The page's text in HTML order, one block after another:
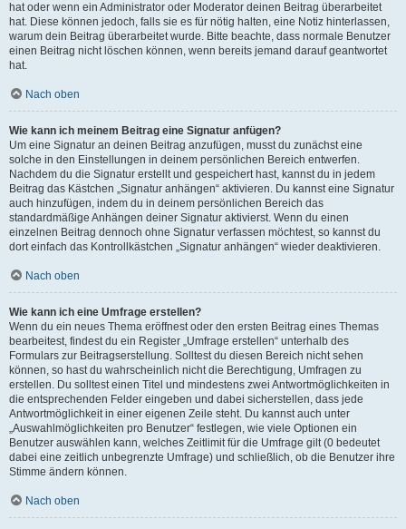
hat oder wenn ein Administrator oder Moderator deinen Beitrag überarbeitet
hat. Diese können jedoch, falls sie es für nötig halten, eine Notiz hinterlassen,
warum dein Beitrag überarbeitet wurde. Bitte beachte, dass normale Benutzer
einen Beitrag nicht löschen können, wenn bereits jemand darauf geantwortet
hat.
Nach oben
Wie kann ich meinem Beitrag eine Signatur anfügen?
Um eine Signatur an deinen Beitrag anzufügen, musst du zunächst eine
solche in den Einstellungen in deinem persönlichen Bereich entwerfen.
Nachdem du die Signatur erstellt und gespeichert hast, kannst du in jedem
Beitrag das Kästchen „Signatur anhängen“ aktivieren. Du kannst eine Signatur
auch hinzufügen, indem du in deinem persönlichen Bereich das
standardmäßige Anhängen deiner Signatur aktivierst. Wenn du einen
einzelnen Beitrag dennoch ohne Signatur verfassen möchtest, so kannst du
dort einfach das Kontrollkästchen „Signatur anhängen“ wieder deaktivieren.
Nach oben
Wie kann ich eine Umfrage erstellen?
Wenn du ein neues Thema eröffnest oder den ersten Beitrag eines Themas
bearbeitest, findest du ein Register „Umfrage erstellen“ unterhalb des
Formulars zur Beitragserstellung. Solltest du diesen Bereich nicht sehen
können, so hast du wahrscheinlich nicht die Berechtigung, Umfragen zu
erstellen. Du solltest einen Titel und mindestens zwei Antwortmöglichkeiten in
die entsprechenden Felder eingeben und dabei sicherstellen, dass jede
Antwortmöglichkeit in einer eigenen Zeile steht. Du kannst auch unter
„Auswahlmöglichkeiten pro Benutzer“ festlegen, wie viele Optionen ein
Benutzer auswählen kann, welches Zeitlimit für die Umfrage gilt (0 bedeutet
dabei eine zeitlich unbegrenzte Umfrage) und schließlich, ob die Benutzer ihre
Stimme ändern können.
Nach oben